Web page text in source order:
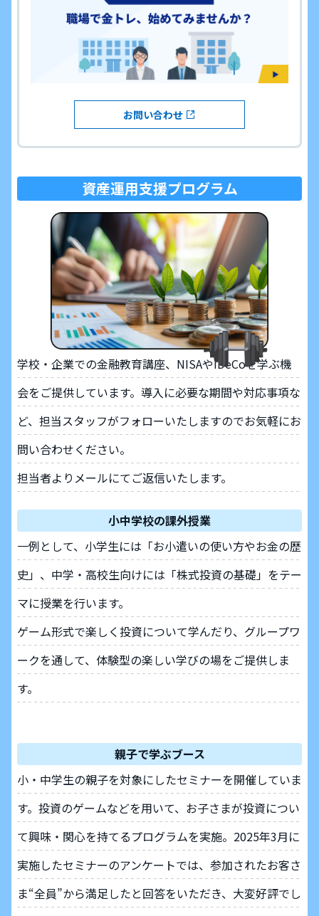
お問い合わせ
資産運用支援プログラム
学校・企業での金融教育講座、NISAやiDeCoを学ぶ機
会をご提供しています。導入に必要な期間や対応事項な
ど、担当スタッフがフォローいたしますのでお気軽にお
問い合わせください。
担当者よりメールにてご返信いたします。
小中学校の課外授業
一例として、小学生には「お小遣いの使い方やお金の歴
史」、中学・高校生向けには「株式投資の基礎」をテー
マに授業を行います。
ゲーム形式で楽しく投資について学んだり、グループワ
ークを通して、体験型の楽しい学びの場をご提供しま
す。
親子で学ぶブース
小・中学生の親子を対象にしたセミナーを開催していま
す。投資のゲームなどを用いて、お子さまが投資につい
て興味・関心を持てるプログラムを実施。2025年3月に
実施したセミナーのアンケートでは、参加されたお客さ
ま“全員”から満足したと回答をいただき、大変好評でし